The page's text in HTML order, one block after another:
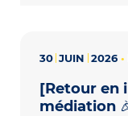
30 JUIN 2026•
[Retour en
médiation